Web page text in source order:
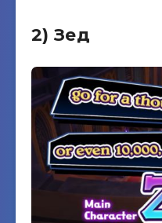
2) Зед